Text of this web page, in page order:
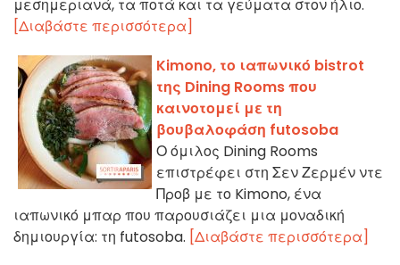
μεσημεριανά, τα ποτά και τα γεύματα στον ήλιο.
[Διαβάστε περισσότερα]
Kimono, το ιαπωνικό bistrot
της Dining Rooms που
καινοτομεί με τη
βουβαλοφάση futosoba
Ο όμιλος Dining Rooms
επιστρέφει στη Σεν Ζερμέν ντε
Προβ με το Kimono, ένα
ιαπωνικό μπαρ που παρουσιάζει μια μοναδική
δημιουργία: τη futosoba. [Διαβάστε περισσότερα]